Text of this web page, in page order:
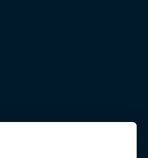
podataka